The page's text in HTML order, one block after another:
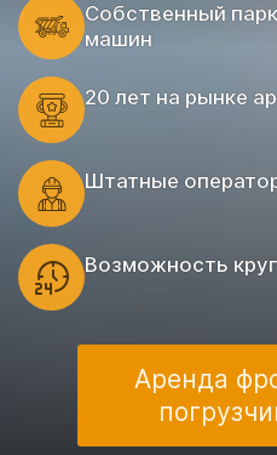
Cобственный
машин
20 лет на рынке
Штатные
Возможность
Аренда